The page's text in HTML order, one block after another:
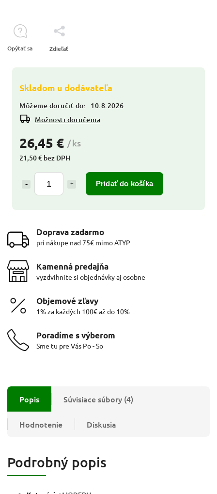
26,45 € / ks
21,50 € bez DPH
Pridať do košíka
Skladom u dodávateľa
Môžeme doručiť do:
10.8.2026
Možnosti doručenia
Opýtať sa Zdieľať
Doprava zadarmo
pri nákupe nad 75€ mimo ATYP
Kamenná predajňa
vyzdvihnite si objednávky aj osobne
Objemové zľavy
1% za každých 100€ až do 10%
Poradíme s výberom
Sme tu pre Vás Po - So
Popis Súvisiace súbory (4)
Hodnotenie Diskusia
Podrobný popis